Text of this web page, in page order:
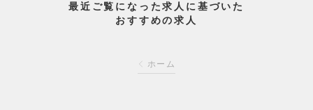
最近ご覧になった求人に基づいた
おすすめの求人
ホーム